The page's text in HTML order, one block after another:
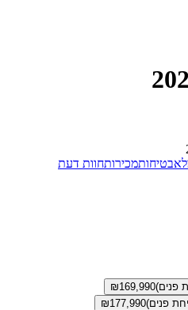
בטיחותמכירותחוות דעת
₪169,990
₪177,990